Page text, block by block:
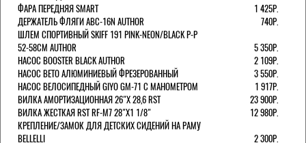
ФАРА ПЕРЕДНЯЯ SMART
1 425Р.
ДЕРЖАТЕЛЬ ФЛЯГИ ABC-16N AUTHOR
740Р.
ШЛЕМ СПОРТИВНЫЙ SKIFF 191 PINK-NEON/BLACK Р-Р
52-58СМ AUTHOR
5 350Р.
НАСОС BOOSTER BLACK AUTHOR
2 109Р.
НАСОС BETO АЛЮМИНИЕВЫЙ ФРЕЗЕРОВАННЫЙ
3 550Р.
НАСОС ВЕЛОСИПЕДНЫЙ GIYO GM-71 С МАНОМЕТРОМ
1 917Р.
ВИЛКА АМОРТИЗАЦИОННАЯ 26"Х 28,6 RST
23 900Р.
ВИЛКА ЖЕСТКАЯ RST RF-M7 28"Х1 1/8"
12 980Р.
КРЕПЛЕНИЕ/ЗАМОК ДЛЯ ДЕТСКИХ СИДЕНИЙ НА РАМУ
BELLELLI
2 300Р.